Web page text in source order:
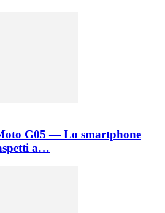
G05 — Lo smartphone
a…